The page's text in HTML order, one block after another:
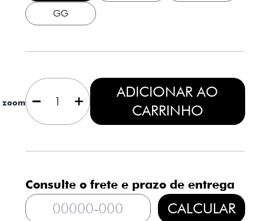
zoom
GG
ADICIONAR AO
CARRINHO
Consulte o frete e prazo de entrega
CALCULAR